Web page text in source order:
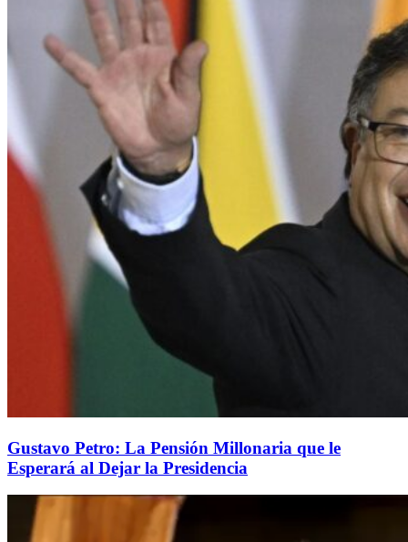
Gustavo Petro: La Pensión Millonaria que le
Esperará al Dejar la Presidencia